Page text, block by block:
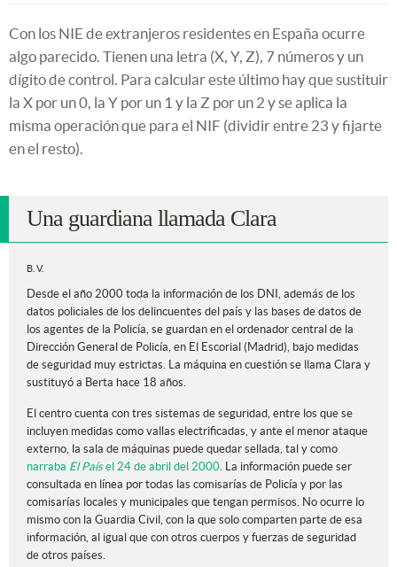
Con los NIE de extranjeros residentes en España ocurre
algo parecido. Tienen una letra (X, Y, Z), 7 números y un
dígito de control. Para calcular este último hay que sustituir
la X por un 0, la Y por un 1 y la Z por un 2 y se aplica la
misma operación que para el NIF (dividir entre 23 y fijarte
en el resto).
Una guardiana llamada Clara
B. V.
Desde el año 2000 toda la información de los DNI, además de los
datos policiales de los delincuentes del país y las bases de datos de
los agentes de la Policía, se guardan en el ordenador central de la
Dirección General de Policía, en El Escorial (Madrid), bajo medidas
de seguridad muy estrictas. La máquina en cuestión se llama Clara y
sustituyó a Berta hace 18 años.
El centro cuenta con tres sistemas de seguridad, entre los que se
incluyen medidas como vallas electrificadas, y ante el menor ataque
externo, la sala de máquinas puede quedar sellada, tal y como
narraba El Paísel 24 de abril del 2000. La información puede ser
consultada en línea por todas las comisarías de Policía y por las
comisarías locales y municipales que tengan permisos. No ocurre lo
mismo con la Guardia Civil, con la que solo comparten parte de esa
información, al igual que con otros cuerpos y fuerzas de seguridad
de otros países.